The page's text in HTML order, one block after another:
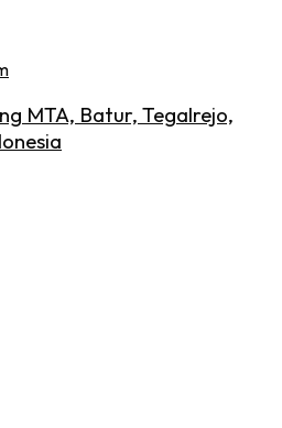
MTA, Batur, Tegalrejo,